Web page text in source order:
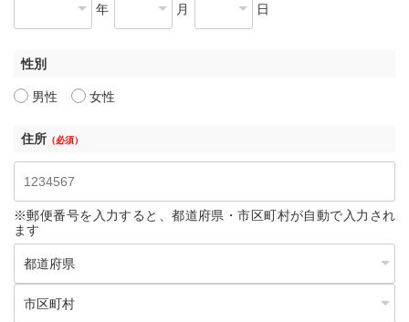
年 月 日
性別
男性 女性
住所 （必須）
※郵便番号を入力すると、都道府県・市区町村が自動で入力され
ます